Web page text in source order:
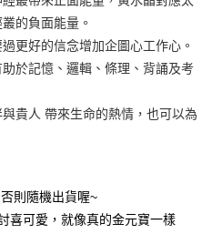
免運費
的負面能量。
更好的信念增加企圖心工作心。
於記憶、邏輯、條理、背誦及考
貴人 帶來生命的熱情，也可以為
則隨機出貨喔~
喜可愛，就像真的金元寶一樣